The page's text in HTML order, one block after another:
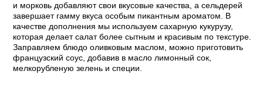
и морковь добавляют свои вкусовые качества, а сельдерей
завершает гамму вкуса особым пикантным ароматом. В
качестве дополнения мы используем сахарную кукурузу,
которая делает салат более сытным и красивым по текстуре.
Заправляем блюдо оливковым маслом, можно приготовить
французский соус, добавив в масло лимонный сок,
мелкорубленую зелень и специи.